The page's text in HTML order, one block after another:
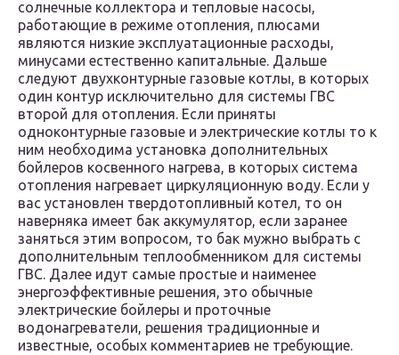
солнечные коллектора и тепловые насосы,
работающие в режиме отопления, плюсами
являются низкие эксплуатационные расходы,
минусами естественно капитальные. Дальше
следуют двухконтурные газовые котлы, в которых
один контур исключительно для системы ГВС
второй для отопления. Если приняты
одноконтурные газовые и электрические котлы то к
ним необходима установка дополнительных
бойлеров косвенного нагрева, в которых система
отопления нагревает циркуляционную воду. Если у
вас установлен твердотопливный котел, то он
наверняка имеет бак аккумулятор, если заранее
заняться этим вопросом, то бак мужно выбрать с
дополнительным теплообменником для системы
ГВС. Далее идут самые простые и наименее
энергоэффективные решения, это обычные
электрические бойлеры и проточные
водонагреватели, решения традиционные и
известные, особых комментариев не требующие.